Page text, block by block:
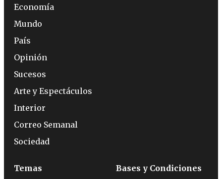
Economía
Mundo
País
Opinión
Sucesos
Arte y Espectáculos
Interior
Correo Semanal
Sociedad
Temas
Bases y Condiciones